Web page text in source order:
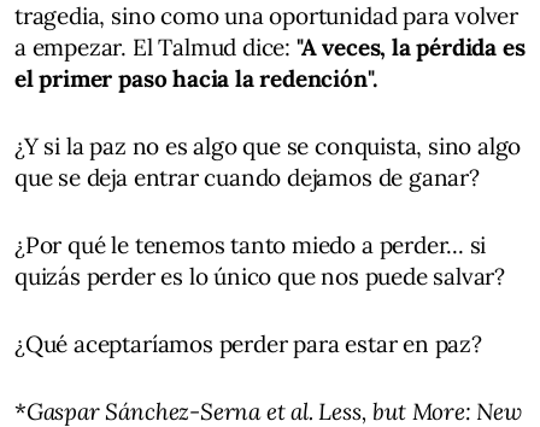
tragedia, sino como una oportunidad para volver
a empezar. El Talmud dice: "A veces, la pérdida es
el primer paso hacia la redención".
¿Y si la paz no es algo que se conquista, sino algo
que se deja entrar cuando dejamos de ganar?
¿Por qué le tenemos tanto miedo a perder... si
quizás perder es lo único que nos puede salvar?
¿Qué aceptaríamos perder para estar en paz?
*Gaspar Sánchez-Serna et al. Less, but More: New